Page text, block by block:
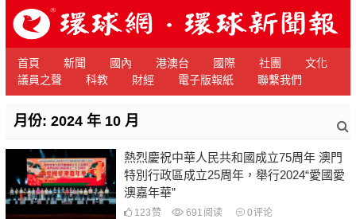
首頁 新聞 國內 港澳台 國際 社團
文化
議員之聲
科教 財經 電子版報紙 聯繫我們
月份: 2024 年 10 月
熱烈慶祝中華人民共和國成立75周年 澳門
特別行政區成立25周年，舉行2024“愛國愛
澳嘉年華”
123 赞 691 阅读 0评论